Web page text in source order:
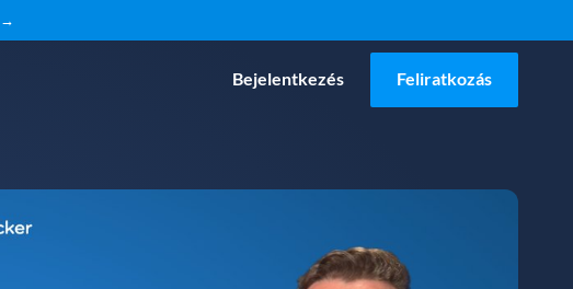
→
Bejelentkezés Feliratkozás